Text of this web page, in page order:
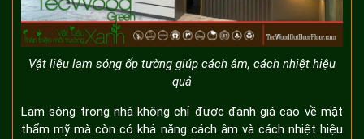
Vật liệu lam sóng ốp tường giúp cách âm, cách nhiệt hiệu
quả
Lam sóng trong nhà không chỉ được đánh giá cao về mặt
thẩm mỹ mà còn có khả năng cách âm và cách nhiệt hiệu